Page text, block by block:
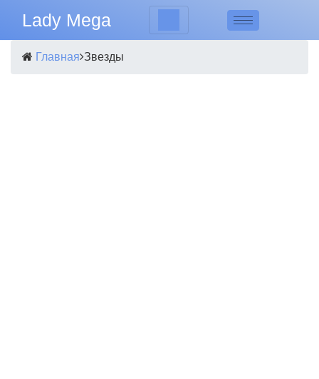
Lady Mega
Главная Звезды